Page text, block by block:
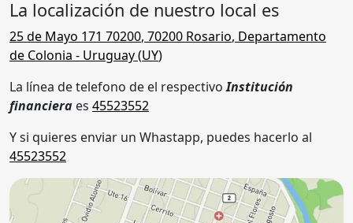
La localización de nuestro local es
25 de Mayo 171 70200, 70200 Rosario, Departamento
de Colonia - Uruguay (UY)
La línea de telefono de el respectivoInstitución
financiera es 45523552
Y si quieres enviar un Whastapp, puedes hacerlo al
45523552